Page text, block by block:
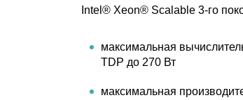
Intel® Xeon® Scalable 3-го
максимальная
TDP до 270 Вт
максимальная